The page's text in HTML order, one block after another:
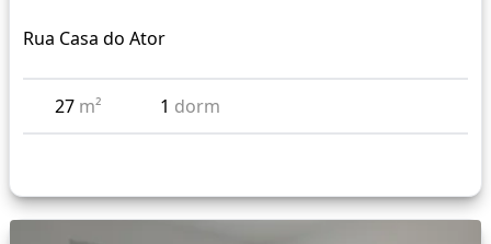
Rua Casa do Ator
27 m² 1 dorm